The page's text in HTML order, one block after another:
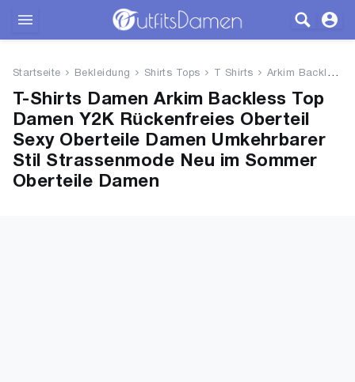
Bekleidung
Wäsche
Schuhe
Startseite Bekleidung Shirts Tops T Shirts Arkim Backless Top Damen Y2K R...
T-Shirts Damen Arkim Backless Top
Damen Y2K Rückenfreies Oberteil
Sexy Oberteile Damen Umkehrbarer
Stil Strassenmode Neu im Sommer
Oberteile Damen